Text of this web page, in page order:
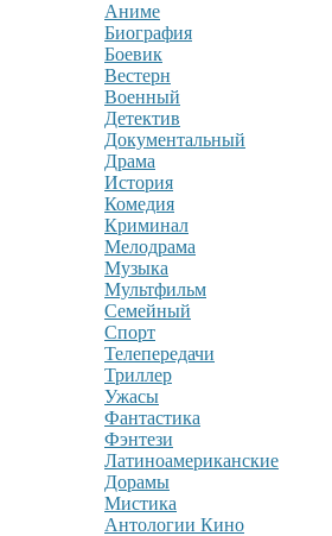
Аниме
Биография
Боевик
Вестерн
Военный
Детектив
Документальный
Драма
История
Комедия
Криминал
Мелодрама
Музыка
Мультфильм
Семейный
Спорт
Телепередачи
Триллер
Ужасы
Фантастика
Фэнтези
Латиноамериканские
Дорамы
Мистика
Антологии Кино